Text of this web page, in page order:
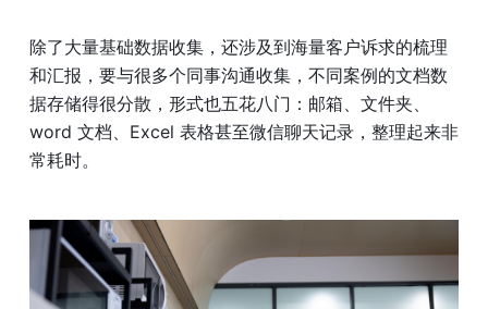
除了大量基础数据收集，还涉及到海量客户诉求的梳理
和汇报，要与很多个同事沟通收集，不同案例的文档数
据存储得很分散，形式也五花八门：邮箱、文件夹、
word 文档、Excel 表格甚至微信聊天记录，整理起来非
常耗时。